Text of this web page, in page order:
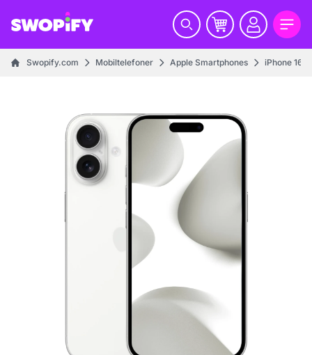
Swopify.com Mobiltelefoner Apple Smartphones iPhone 16